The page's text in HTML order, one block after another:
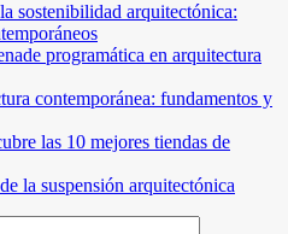
sostenibilidad arquitectónica:
programática en arquitectura
contemporánea: fundamentos y
las 10 mejores tiendas de
la suspensión arquitectónica